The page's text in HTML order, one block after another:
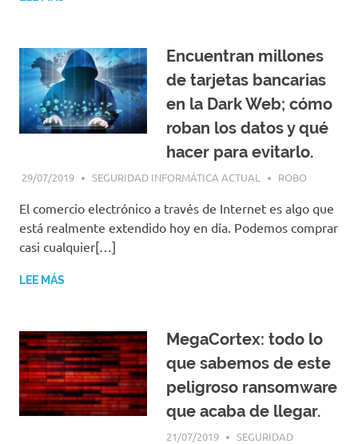
Encuentran millones
de tarjetas bancarias
en la Dark Web; cómo
roban los datos y qué
hacer para evitarlo.
29/07/2019 SEGURIDAD INFORMÁTICA ACTUAL ROBO
El comercio electrónico a través de Internet es algo que
está realmente extendido hoy en día. Podemos comprar
casi cualquier[…]
LEE MÁS
MegaCortex: todo lo
que sabemos de este
peligroso ransomware
que acaba de llegar.
21/07/2019
SEGURIDAD